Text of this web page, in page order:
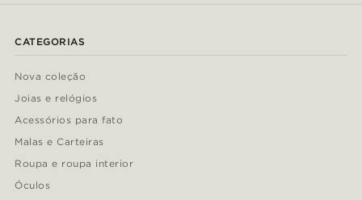
CATEGORIAS
Nova coleção
Joias e relógios
Acessórios para fato
Malas e Carteiras
Roupa e roupa interior
Óculos